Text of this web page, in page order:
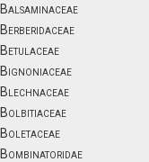
Balsaminaceae
Berberidaceae
Betulaceae
Bignoniaceae
Blechnaceae
Bolbitiaceae
Boletaceae
Bombinatoridae